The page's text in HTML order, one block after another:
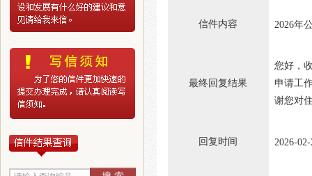
信件内容 2026年
最终回复结果
您好，
申请工
谢您对
回复时间 2026-